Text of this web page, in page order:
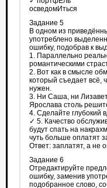
осведомИться
Задание 5
В одном из
употреблено
ошибку, подобрав к
1. Параллельно
романтическими
2. Вот как в смысле
который съедает всё,
нужен.
3. Ни Саша, ни
Ярослава столь
4. Сделайте глубокий
✓ 5. Качество
будут спать на
чуть больше оплатят
Ответ: заплатят, а не
Задание 6
Отредактируйте
ошибку, заменив
подобранное слово,